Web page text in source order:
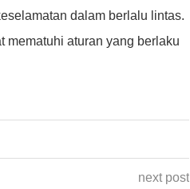
dalam berlalu lintas.
mematuhi aturan yang berlaku
next post